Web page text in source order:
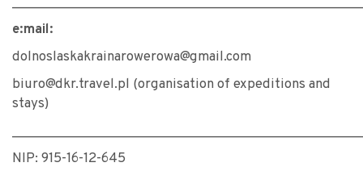
e:mail:
dolnoslaskakrainarowerowa@gmail.com
biuro@dkr.travel.pl (organisation of expeditions and
stays)
NIP: 915-16-12-645